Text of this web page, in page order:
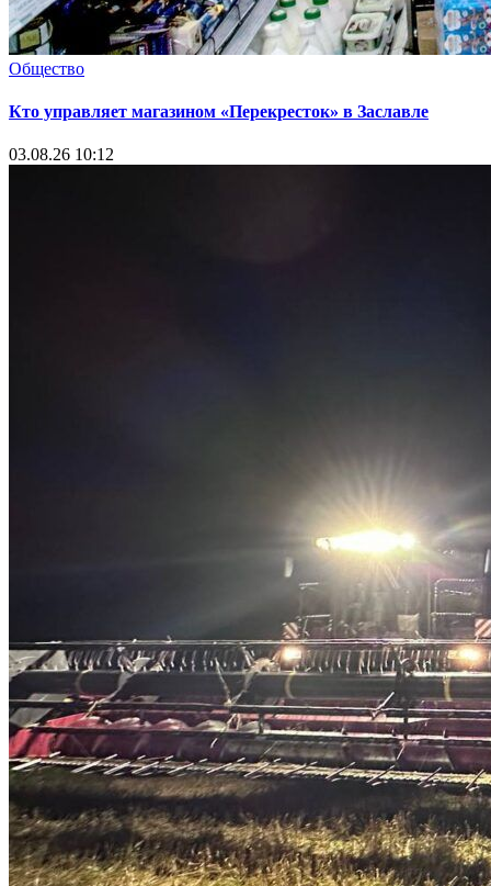
Общество
Кто управляет магазином «Перекресток» в Заславле
03.08.26 10:12